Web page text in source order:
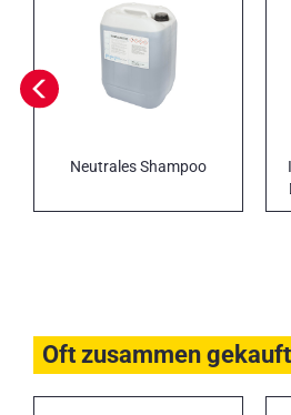
Neutrales Shampoo
Oft zusammen gekauft